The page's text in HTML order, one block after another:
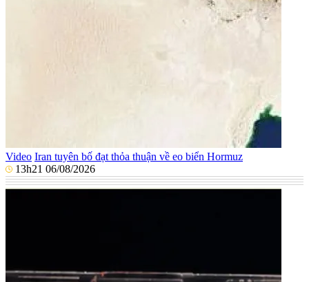
Video Iran tuyên bố đạt thỏa thuận về eo biển Hormuz
13h21 06/08/2026